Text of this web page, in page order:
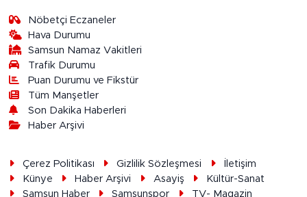
Nöbetçi Eczaneler
Hava Durumu
Samsun Namaz Vakitleri
Trafik Durumu
Puan Durumu ve Fikstür
Tüm Manşetler
Son Dakika Haberleri
Haber Arşivi
Çerez Politikası Gizlilik Sözleşmesi
İletişim
Künye
Haber Arşivi Asayiş
Kültür-Sanat
Samsun Haber
Samsunspor TV- Magazin